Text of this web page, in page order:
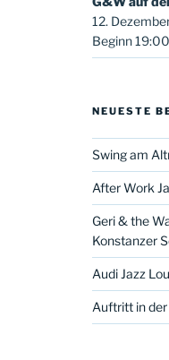
12.
Beginn
NEUESTE
Swing am
After Work
Geri & the
Konstanzer
Audi Jazz
Auftritt in der